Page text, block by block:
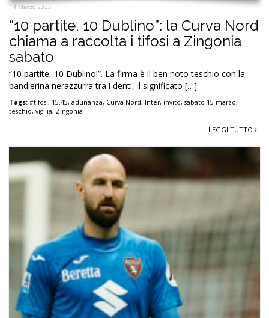
14 Marzo 2025
“10 partite, 10 Dublino”: la Curva Nord
chiama a raccolta i tifosi a Zingonia
sabato
“10 partite, 10 Dublino!”. La firma è il ben noto teschio con la
bandierina nerazzurra tra i denti, il significato […]
Tags: #tifosi, 15.45, adunanza, Curva Nord, Inter, invito, sabato 15 marzo,
teschio, vigilia, Zingonia
LEGGI TUTTO